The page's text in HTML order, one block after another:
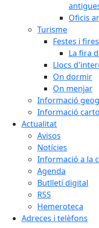
Oficis
Turisme
Festes i fires
La fira
Llocs
On dormir
On menjar
Informació
Informació
Actualitat
Avisos
Notícies
Informació a la
Agenda
Butlletí digital
RSS
Hemeroteca
Adreces i telèfons